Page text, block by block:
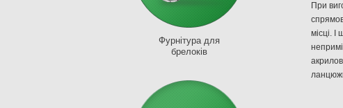
При
місці.
Фурнітура для
брелоків